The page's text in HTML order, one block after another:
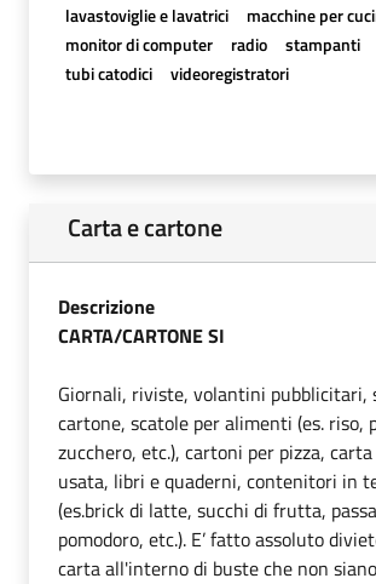
lavastoviglie e lavatrici
macchine per
monitor di computer
radio stampanti
tubi catodici
videoregistratori
Carta e cartone
Descrizione
CARTA/CARTONE SI
Giornali, riviste, volantini pubblicitari,
cartone, scatole per alimenti (es. riso,
zucchero, etc.), cartoni per pizza,
usata, libri e quaderni, contenitori in
(es.brick di latte, succhi di frutta,
pomodoro, etc.). E’ fatto assoluto
carta all'interno di buste che non